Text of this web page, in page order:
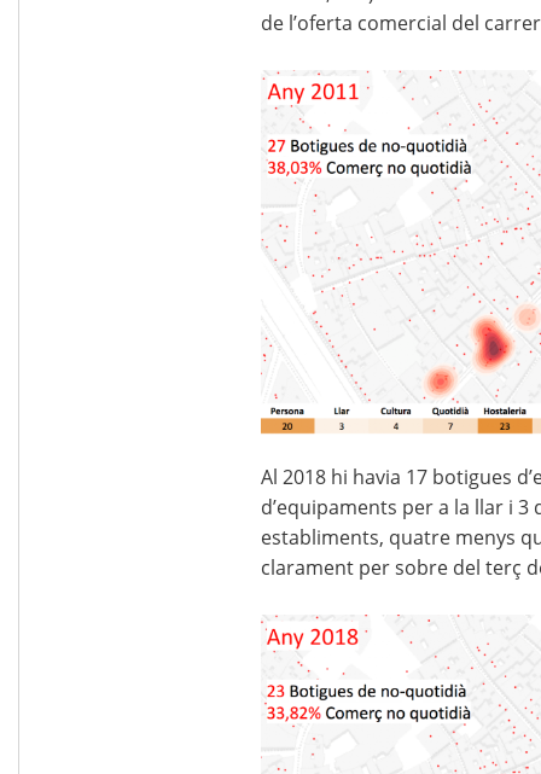
de l’oferta comercial del
Al 2018 hi havia 17 botigues
d’equipaments per a la llar i
establiments, quatre menys
clarament per sobre del terç